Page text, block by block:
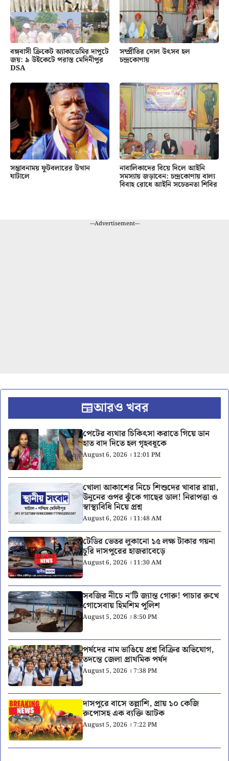
বঙ্গবাসী ক্রিকেট অ্যাকাডেমির দাপুটে
জয়: ৯ উইকেটে পরাস্ত মেদিনীপুর
DSA
সম্প্রীতির দোল উৎসব হল
চন্দ্রকোণায়
সম্ভাবনাময় ফুটবলারের উত্থান
ঘাটালে
নাবালিকাদের বিয়ে দিলে আইনি
সমস্যায় জড়াবেন: চন্দ্রকোণায় বাল্য
বিবাহ রোধে আইনি সচেতনতা শিবির
---Advertisement---
আরও খবর
পেটের ব্যথার চিকিৎসা করাতে গিয়ে ডান
হাত বাদ দিতে হল গৃহবধূকে
August 6, 2026 । 12:01 PM
খোলা আকাশের নিচে শিশুদের খাবার রান্না,
উনুনের ওপর ঝুঁকে গাছের ডাল! নিরাপত্তা ও
স্বাস্থ্যবিধি নিয়ে প্রশ্ন
August 6, 2026 । 11:48 AM
টেডির ভেতর লুকানো ১৫ লক্ষ টাকার গয়না
চুরি দাসপুরের হাজরাবেড়ে
August 6, 2026 । 11:30 AM
সবজির নীচে ন’টি জ্যান্ত গোরু! পাচার রুখে
গোসেবায় হিমশিম পুলিশ
August 5, 2026 । 8:50 PM
পর্ষদের নাম ভাঙিয়ে প্রশ্ন বিক্রির অভিযোগ,
তদন্তে জেলা প্রাথমিক পর্ষদ
August 5, 2026 । 7:38 PM
দাসপুরে বাসে তল্লাশি, প্রায় ১০ কেজি
রুপোসহ এক ব্যক্তি আটক
August 5, 2026 । 7:22 PM